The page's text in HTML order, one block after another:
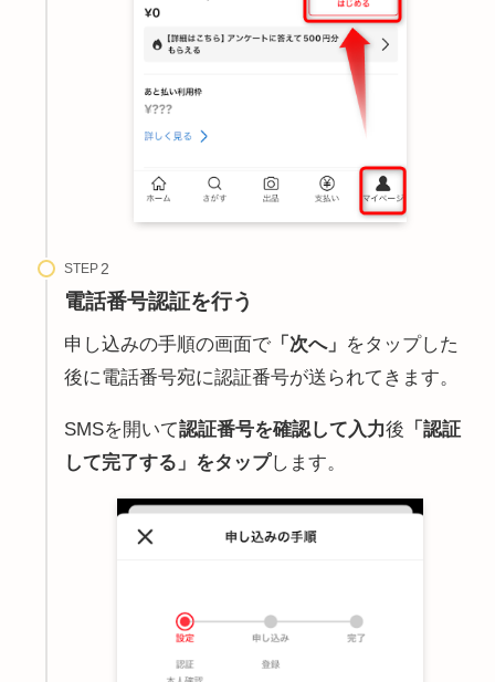
STEP
電話番号認証を行う
申し込みの手順の画面で「次へ」 をタップした
後に電話番号宛に認証番号が送られてきます。
SMSを開いて認証番号を確認して入力後 「認証
して完了する」をタップします。